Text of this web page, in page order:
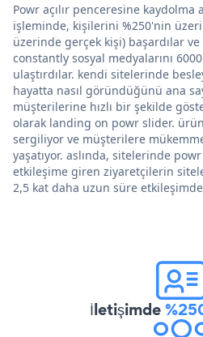
Powr açılır penceresine
işleminde, kişilerini %250'nin
üzerinde gerçek kişi) başardılar
constantly sosyal medyalarını
ulaştırdılar. kendi sitelerinde
hayatta nasıl göründüğünü ana
müşterilerine hızlı bir şekilde
olarak landing on powr slider.
sergiliyor ve müşterilere
yaşatıyor. aslında, sitelerinde
etkileşime giren ziyaretçilerin
2,5 kat daha uzun süre
İletişimde